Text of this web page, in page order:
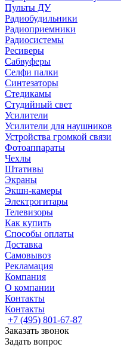
Пульты ДУ
Радиобудильники
Радиоприемники
Радиосистемы
Ресиверы
Сабвуферы
Селфи палки
Синтезаторы
Стедикамы
Студийный свет
Усилители
Усилители для наушников
Устройства громкой связи
Фотоаппараты
Чехлы
Штативы
Экраны
Экшн-камеры
Электрогитары
Телевизоры
Как купить
Способы оплаты
Доставка
Самовывоз
Рекламация
Компания
О компании
Контакты
Контакты
+7 (495) 801-67-87
Заказать звонок
Задать вопрос